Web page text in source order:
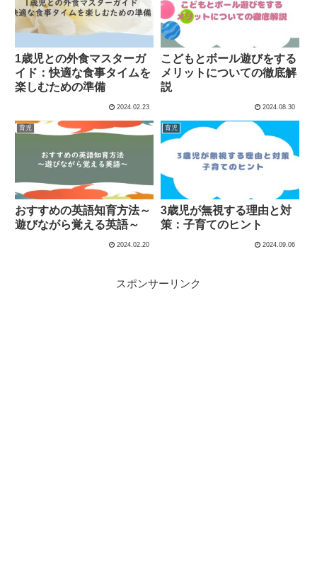
1歳児との外食マスターガ
イド：快適な食事タイムを
楽しむための準備
2024.02.23
こどもとボール遊びをする
メリットについての徹底解
説
2024.08.30
育児
おすすめの英語知育方法～
遊びながら覚える英語～
2024.02.20
育児
3歳児が無視する理由と対
策：子育てのヒント
2024.09.06
スポンサーリンク